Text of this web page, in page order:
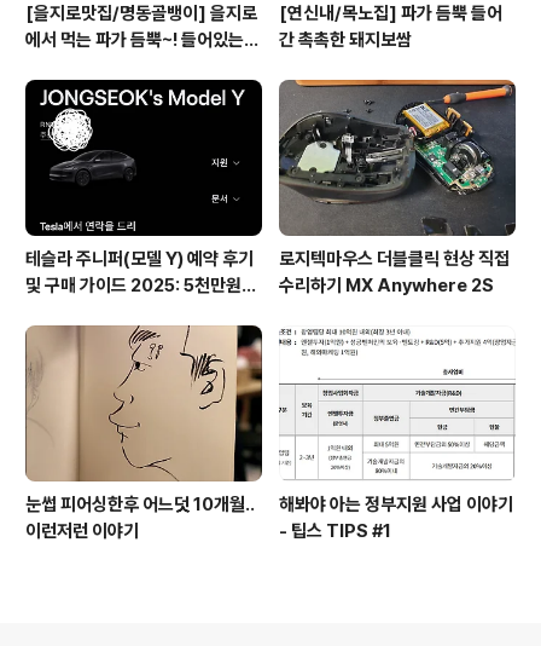
[을지로맛집/명동골뱅이] 을지로
에서 먹는 파가 듬뿍~! 들어있는
[연신내/목노집] 파가 듬뿍 들어
간 촉촉한 돼지보쌈
테슬라 주니퍼(모델 Y) 예약 후기
및 구매 가이드 2025: 5천만원대
로지텍마우스 더블클릭 현상 직접
수리하기 MX Anywhere 2S
눈썹 피어싱한후 어느덧 10개월..
이런저런 이야기
해봐야 아는 정부지원 사업 이야기
- 팁스 TIPS #1